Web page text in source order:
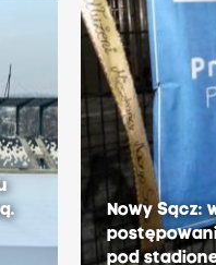
Nowy Sącz:
pod